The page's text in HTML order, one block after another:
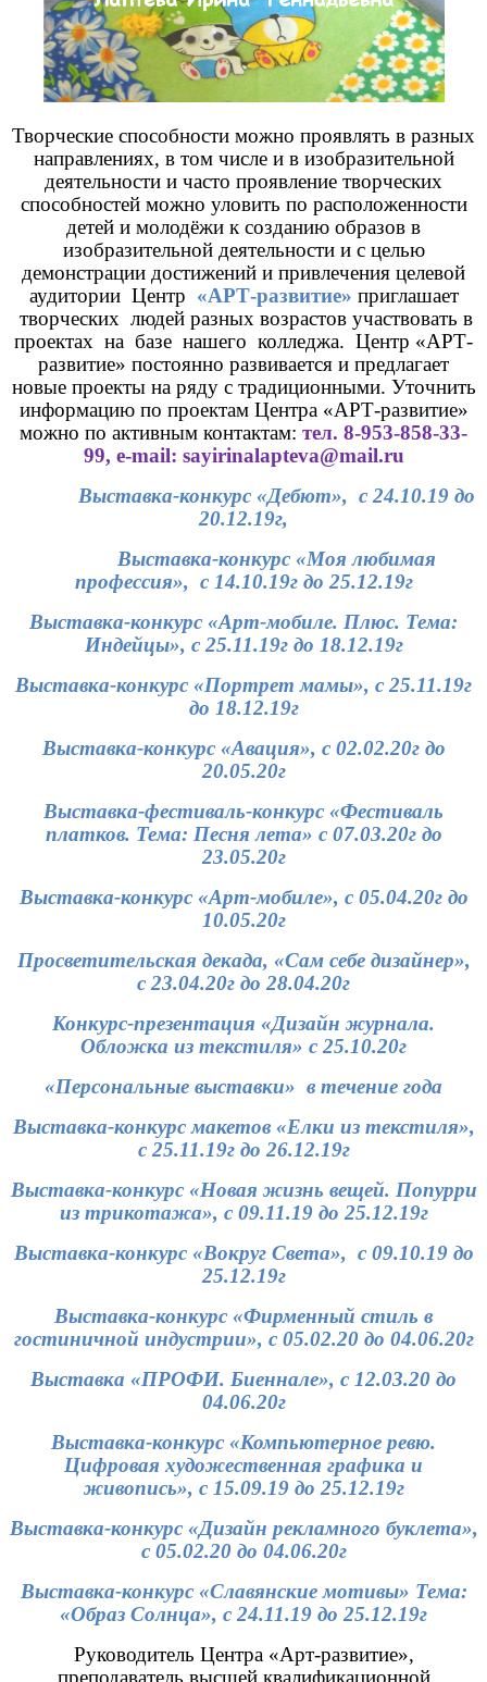
Творческие способности можно проявлять в разных
направлениях, в том числе и в изобразительной
деятельности и часто проявление творческих
способностей можно уловить по расположенности
детей и молодёжи к созданию образов в
изобразительной деятельности и с целью
демонстрации достижений и привлечения целевой
аудитории Центр «АРТ-развитие» приглашает
творческих людей разных возрастов участвовать в
проектах на базе нашего колледжа. Центр «АРТ-
развитие» постоянно развивается и предлагает
новые проекты на ряду с традиционными. Уточнить
информацию по проектам Центра «АРТ-развитие»
можно по активным контактам: тел. 8-953-858-33-
99, e-mail: sayirinalapteva@mail.ru
Выставка-конкурс «Дебют», с 24.10.19 до
20.12.19г,
Выставка-конкурс «Моя любимая
профессия», с 14.10.19г до 25.12.19г
Выставка-конкурс «Арт-мобиле. Плюс. Тема:
Индейцы», с 25.11.19г до 18.12.19г
Выставка-конкурс «Портрет мамы», с 25.11.19г
до 18.12.19г
Выставка-конкурс «Авация», с 02.02.20г до
20.05.20г
Выставка-фестиваль-конкурс «Фестиваль
платков. Тема: Песня лета» с 07.03.20г до
23.05.20г
Выставка-конкурс «Арт-мобиле», с 05.04.20г до
10.05.20г
Просветительская декада, «Сам себе дизайнер»,
с 23.04.20г до 28.04.20г
Конкурс-презентация «Дизайн журнала.
Обложка из текстиля» с 25.10.20г
«Персональные выставки» в течение года
Выставка-конкурс макетов «Елки из текстиля»,
с 25.11.19г до 26.12.19г
Выставка-конкурс «Новая жизнь вещей. Попурри
из трикотажа», с 09.11.19 до 25.12.19г
Выставка-конкурс «Вокруг Света», с 09.10.19 до
25.12.19г
Выставка-конкурс «Фирменный стиль в
гостиничной индустрии», с 05.02.20 до 04.06.20г
Выставка «ПРОФИ. Биеннале», с 12.03.20 до
04.06.20г
Выставка-конкурс «Компьютерное ревю.
Цифровая художественная графика и
живопись», с 15.09.19 до 25.12.19г
Выставка-конкурс «Дизайн рекламного буклета»,
с 05.02.20 до 04.06.20г
Выставка-конкурс «Славянские мотивы» Тема:
«Образ Солнца», с 24.11.19 до 25.12.19г
Руководитель Центра «Арт-развитие»,
преподаватель высшей квалификационной